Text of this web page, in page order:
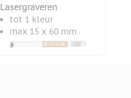
Lasergraveren
tot 1 kleur
max 15 x 60 mm